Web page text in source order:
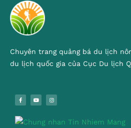
Chuyên trang quảng bá du lịch
du lịch quốc gia của Cục Du lịch